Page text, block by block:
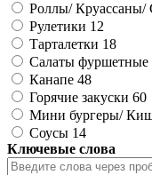
Роллы/ Круассаны/
Рулетики 12
Тарталетки 18
Салаты фуршетные
Канапе 48
Горячие закуски 60
Мини бургеры/
Соусы 14
Ключевые слова